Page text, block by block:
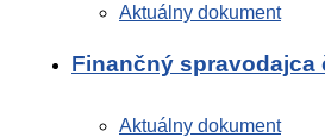
Aktuálny dokument
Finančný spravodajca
Aktuálny dokument